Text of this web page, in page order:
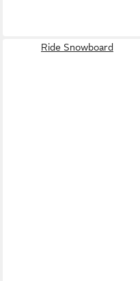
Ride Snowboard